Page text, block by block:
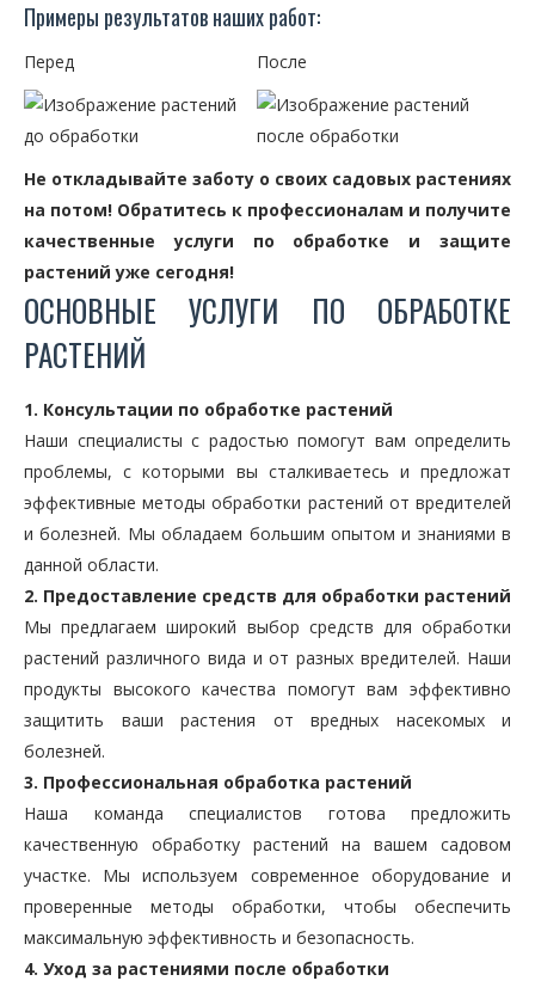
Примеры результатов наших работ:
Перед После
Не откладывайте заботу о своих садовых растениях
на потом! Обратитесь к профессионалам и получите
качественные услуги по обработке и защите
растений уже сегодня!
ОСНОВНЫЕ УСЛУГИ ПО ОБРАБОТКЕ
РАСТЕНИЙ
1. Консультации по обработке растений
Наши специалисты с радостью помогут вам определить
проблемы, с которыми вы сталкиваетесь и предложат
эффективные методы обработки растений от вредителей
и болезней. Мы обладаем большим опытом и знаниями в
данной области.
2. Предоставление средств для обработки растений
Мы предлагаем широкий выбор средств для обработки
растений различного вида и от разных вредителей. Наши
продукты высокого качества помогут вам эффективно
защитить ваши растения от вредных насекомых и
болезней.
3. Профессиональная обработка растений
Наша команда специалистов готова предложить
качественную обработку растений на вашем садовом
участке. Мы используем современное оборудование и
проверенные методы обработки, чтобы обеспечить
максимальную эффективность и безопасность.
4. Уход за растениями после обработки